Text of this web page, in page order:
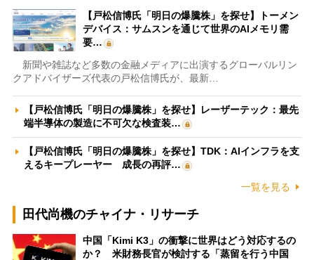
【戸松信博氏「明日の爆騰株」を探せ】トーメン
デバイス：サムスンを通じて世界のAIメモリ需
要…
新聞や雑誌など多数の金融メディアに出演するグローバルリン
クアドバイザーズ代表の戸松信博氏が、最新…
【戸松信博氏「明日の爆騰株」を探せ】レーザーテック：最先
端半導体の製造に不可欠な検査装…
【戸松信博氏「明日の爆騰株」を探せ】TDK：AIインフラを支
えるキープレーヤー 成長の再評…
一覧を見る
田代尚機のチャイナ・リサーチ
中国「Kimi K3」の衝撃に世界はどう対応するの
か？ 米財務長官が検討する「蒸留を行う中国